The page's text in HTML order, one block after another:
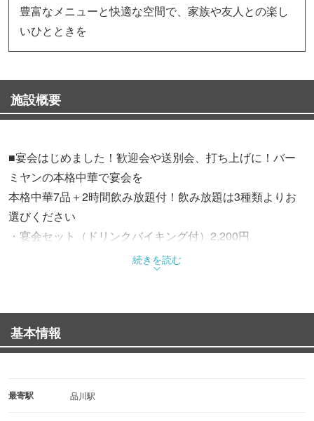
豊富なメニューと快適な空間で、家族や友人との楽し
いひとときを
施設概要
■宴会はじめました！歓迎会や送別会、打ち上げに！バー
ミヤンの本格中華で宴会を
本格中華7品＋2時間飲み放題付！飲み放題は3種類よりお
選びください
・宴会セット（ドリンクバイキング付）2,200円
・宴会セット（アルコール飲み放題付）3,300円
・宴会セット（アルコール飲み放題＿ビール付）3,700円
■日・祝日を除く平日＆土曜のお得なランチは17時まで！
日替わりランチ 659円〜
中華満喫定食 879円〜
ぜひご利用ください！
続きを読む
基本情報
最寄駅 品川駅